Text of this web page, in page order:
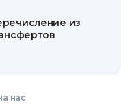
из
нас